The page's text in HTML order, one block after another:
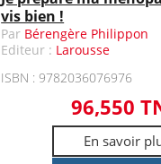
vis bien !
Par Bérengère Philippon
Editeur : Larousse
ISBN : 9782036076976
96,550
En savoir